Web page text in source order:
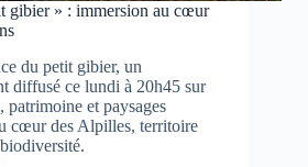
gibier » : immersion au cœur
du petit gibier, un
diffusé ce lundi à 20h45 sur
patrimoine et paysages
cœur des Alpilles, territoire